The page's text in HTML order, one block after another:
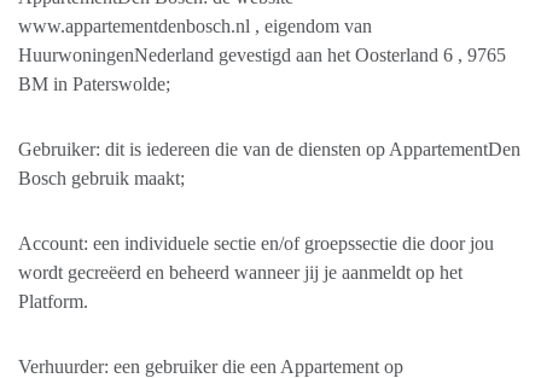
www.appartementdenbosch.nl , eigendom van
HuurwoningenNederland gevestigd aan het Oosterland 6 , 9765
BM in Paterswolde;
Gebruiker: dit is iedereen die van de diensten op AppartementDen
Bosch gebruik maakt;
Account: een individuele sectie en/of groepssectie die door jou
wordt gecreëerd en beheerd wanneer jij je aanmeldt op het
Platform.
Verhuurder: een gebruiker die een Appartement op